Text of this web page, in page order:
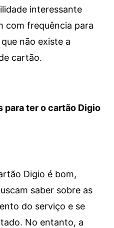
interessante
com frequência para
não existe a
cartão.
para ter o cartão Digio
Digio é bom,
saber sobre as
do serviço e se
No entanto, a